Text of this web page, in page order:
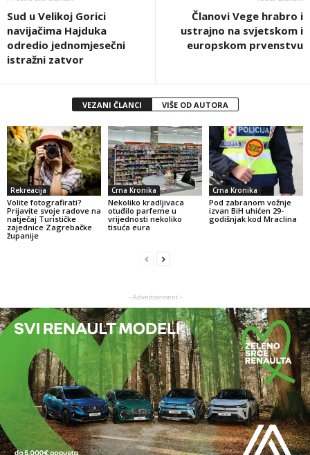
Sud u Velikoj Gorici
navijačima Hajduka
odredio jednomjesečni
istražni zatvor
Članovi Vege hrabro i
ustrajno na svjetskom i
europskom prvenstvu
VEZANI ČLANCI VIŠE OD AUTORA
Rekreacija
Volite fotografirati?
Prijavite svoje radove na
natječaj Turističke
zajednice Zagrebačke
županije
Crna Kronika
Nekoliko kradljivaca
otuđilo parfeme u
vrijednosti nekoliko
tisuća eura
Crna Kronika
Pod zabranom vožnje
izvan BiH uhićen 29-
godišnjak kod Mraclina
- Advertisement -